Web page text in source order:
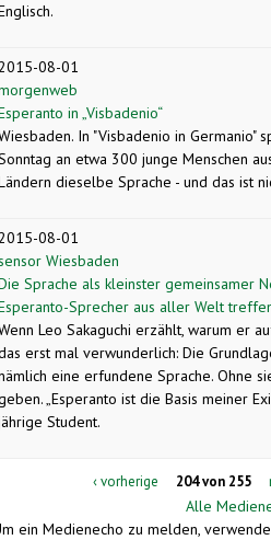
08-01
in „Visbadenio“
In "Visbadenio in Germanio"
an etwa 300 junge Menschen
dieselbe Sprache - und das ist
08-01
Wiesbaden
Sprache als kleinster gemeinsamer
Sprecher aus aller Welt
Leo Sakaguchi erzählt, warum er
erst mal verwunderlich: Die
eine erfundene Sprache. Ohne
„Esperanto ist die Basis meiner
Student.
‹ vorherige 204 von 255
Alle
ein Medienecho zu melden,